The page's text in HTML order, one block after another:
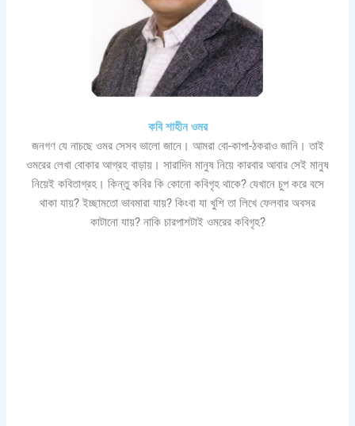
কবি শাহীন ওমর
জনগণ যে নাচছে ওমর সেসব ভালো জানে। আমরা বো-কাপা-ঠকরাও জানি। তাই
ওমরের লেখা বোকার আগ্রহ বাড়ায়। সারাদিন মানুষ নিয়ে কারবার আবার সেই মানুষ
নিয়েই কবিতাগ্রহ। কিন্তু কবির কি কোনো কবিগৃহ থাকে? যেখানে চুপ করে বসে
থাকা যায়? ইচ্ছামতো ভাবমারা যায়? কিংবা যা খুশি তা লিখে ফেলবার অবসর
কাটানো যায়? নাকি চারপাশটাই ওমরের কবিগৃহ?